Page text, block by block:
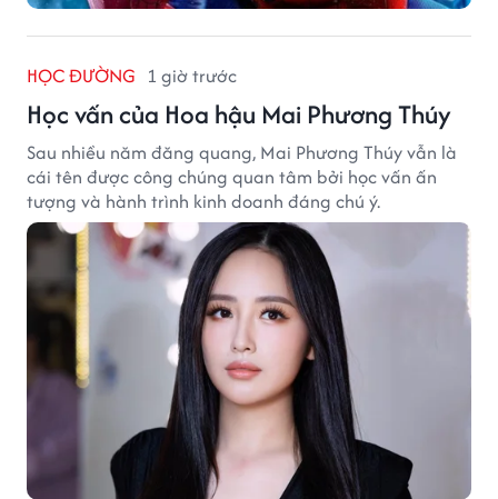
HỌC ĐƯỜNG 1 giờ trước
Học vấn của Hoa hậu Mai Phương Thúy
Sau nhiều năm đăng quang, Mai Phương Thúy vẫn là
cái tên được công chúng quan tâm bởi học vấn ấn
tượng và hành trình kinh doanh đáng chú ý.